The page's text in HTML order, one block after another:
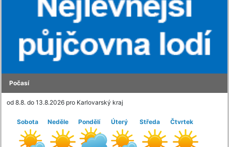
Počasí
od 8.8. do 13.8.2026 pro Karlovarský kraj
Sobota Neděle Pondělí Úterý Středa Čtvrtek